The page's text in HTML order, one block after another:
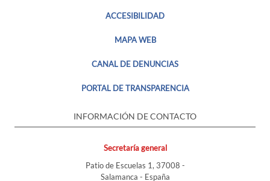
ACCESIBILIDAD
MAPA WEB
CANAL DE DENUNCIAS
PORTAL DE TRANSPARENCIA
INFORMACIÓN DE CONTACTO
Secretaría general
Patio de Escuelas 1, 37008 -
Salamanca - España